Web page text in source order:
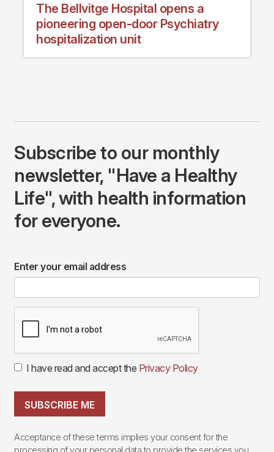
The Bellvitge Hospital opens a
pioneering open-door Psychiatry
hospitalization unit
Subscribe to our monthly
newsletter, "Have a Healthy
Life", with health information
for everyone.
Enter your email address
I have read and accept the Privacy Policy
SUBSCRIBE ME
Acceptance of these terms implies your consent for the